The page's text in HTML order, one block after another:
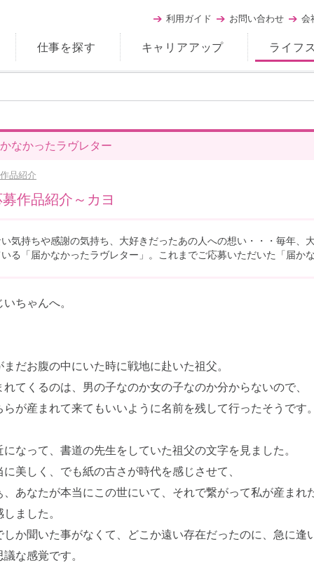
仕事を探す キャリアアップ ライフ
利用ガイド お問い合わせ 会
なかったラヴレター
品紹介
募作品紹介～カヨ
気持ちや感謝の気持ち、大好きだったあの人への想い・・・毎年、
いる「届かなかったラヴレター」。これまでご応募いただいた「届か
いちゃんへ。
まだお腹の中にいた時に戦地に赴いた祖父。
れてくるのは、男の子なのか女の子なのか分からないので、
らが産まれて来てもいいように名前を残して行ったそうです。
になって、書道の先生をしていた祖父の文字を見ました。
に美しく、でも紙の古さが時代を感じさせて、
、あなたが本当にこの世にいて、それで繋がって私が産まれ
しました。
しか聞いた事がなくて、どこか遠い存在だったのに、急に逢
議な感覚です。